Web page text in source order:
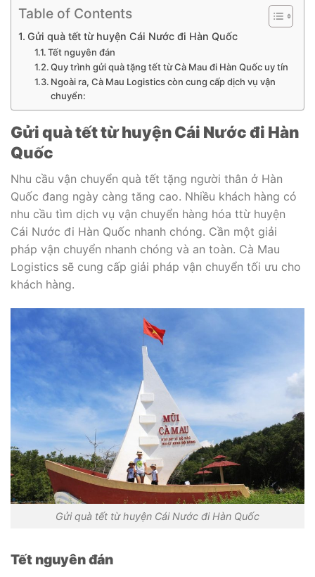
Table of Contents
Gửi quà tết từ huyện Cái Nước đi Hàn Quốc
Tết nguyên đán
Quy trình gửi quà tặng tết từ Cà Mau đi Hàn Quốc uy tín
Ngoài ra, Cà Mau Logistics còn cung cấp dịch vụ vận
chuyển:
Gửi quà tết từ huyện Cái Nước đi Hàn
Quốc
Nhu cầu vận chuyển quà tết tặng người thân ở Hàn
Quốc đang ngày càng tăng cao. Nhiều khách hàng có
nhu cầu tìm dịch vụ vận chuyển hàng hóa ttừ huyện
Cái Nước đi Hàn Quốc nhanh chóng. Cần một giải
pháp vận chuyển nhanh chóng và an toàn. Cà Mau
Logistics sẽ cung cấp giải pháp vận chuyển tối ưu cho
khách hàng.
Gửi quà tết từ huyện Cái Nước đi Hàn Quốc
Tết nguyên đán